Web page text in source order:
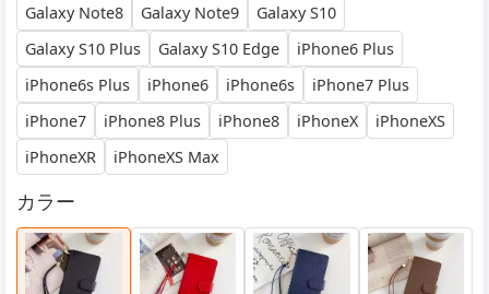
Galaxy Note8
Galaxy Note9
Galaxy S10
Galaxy S10 Plus
Galaxy S10 Edge
iPhone6 Plus
iPhone6s Plus
iPhone6 iPhone6s
iPhone7 Plus
iPhone7
iPhone8 Plus iPhone8 iPhoneX
iPhoneXS
iPhoneXR
iPhoneXS Max
カラー